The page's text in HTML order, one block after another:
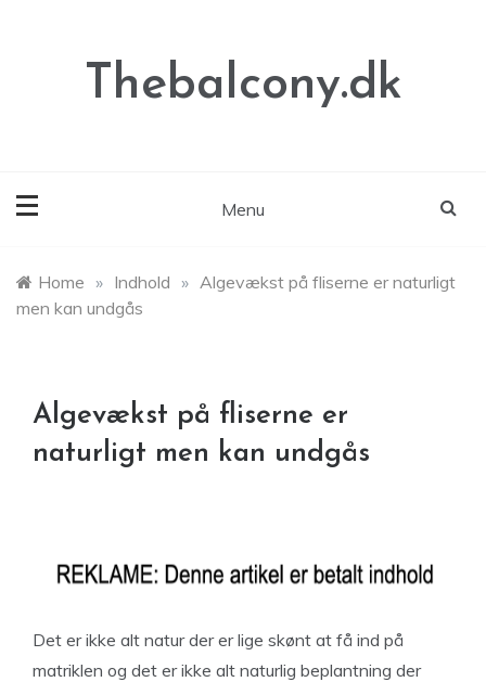
Thebalcony.dk
Menu
Home » Indhold » Algevækst på fliserne er naturligt
men kan undgås
Algevækst på fliserne er
naturligt men kan undgås
Det er ikke alt natur der er lige skønt at få ind på
matriklen og det er ikke alt naturlig beplantning der